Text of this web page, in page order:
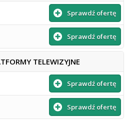
Sprawdź ofertę
Sprawdź ofertę
TELEWIZYJNE
Sprawdź ofertę
Sprawdź ofertę